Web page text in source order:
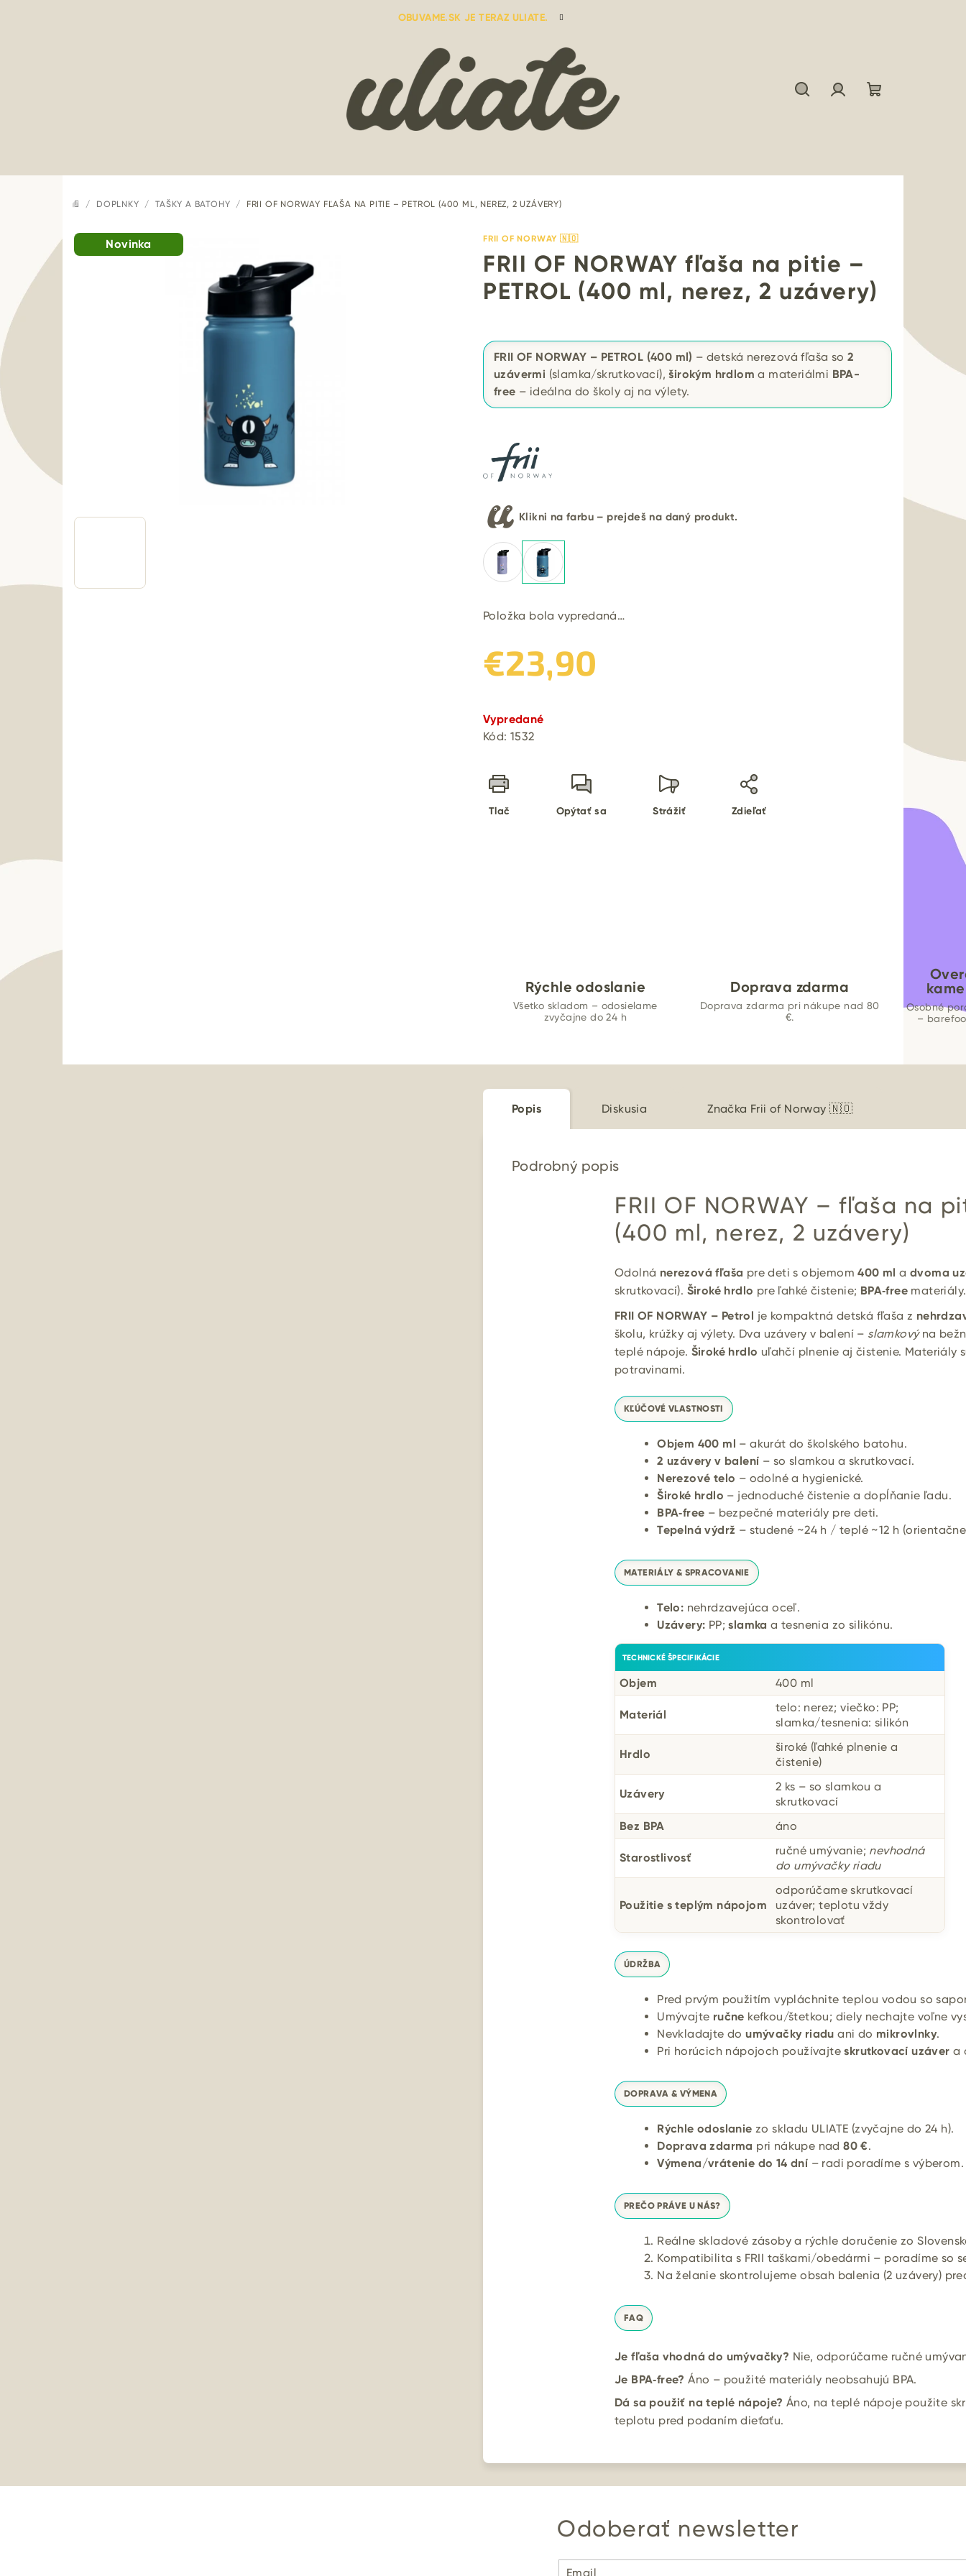
OBUVAME.SK JE TERAZ ULIATE.
DOMOV
/ DOPLNKY / TAŠKY A BATOHY / FRII OF NORWAY FĽAŠA NA PITIE – PETROL (400 ML, NEREZ, 2 UZÁVERY)
FRII OF NORWAY 🇳🇴
FRII OF NORWAY fľaša na pitie –
PETROL (400 ml, nerez, 2 uzávery)
FRII OF NORWAY – PETROL (400 ml) – detská nerezová fľaša so2
uzávermi (slamka/skrutkovací),širokým hrdlom a materiálmi BPA-
free – ideálna do školy aj na výlety.
Klikni na farbu – prejdeš na daný produkt.
Položka bola vypredaná…
€23,90
cena:
Vypredané
Kód: 1532
Tlač Opýtať sa Strážiť Zdieľať
Novinka
Rýchle odoslanie
Všetko skladom – odosielame
zvyčajne do 24 h
Doprava zdarma
Doprava zdarma pri nákupe nad 80
€.
Osobné
–
Popis Diskusia Značka Frii of Norway 🇳🇴
Podrobný popis
FRII OF NORWAY – fľaša na
(400 ml, nerez, 2 uzávery)
Odolná nerezová fľaša pre deti s objemom400 ml advoma
skrutkovací). Široké hrdlo pre ľahké čistenie; BPA‑free
FRII OF NORWAY – Petrol je kompaktná detská fľaša z
školu, krúžky aj výlety. Dva uzávery v balení – slamkovýna
teplé nápoje. Široké hrdlo uľahčí plnenie aj čistenie. Materiály
potravinami.
KĽÚČOVÉ VLASTNOSTI
Objem 400 ml – akurát do školského batohu.
2 uzávery v balení – so slamkou a skrutkovací.
Nerezové telo – odolné a hygienické.
Široké hrdlo – jednoduché čistenie a dopĺňanie ľadu.
BPA‑free – bezpečné materiály pre deti.
Tepelná výdrž – studené ~24 h / teplé ~12 h
MATERIÁLY & SPRACOVANIE
Telo: nehrdzavejúca oceľ.
Uzávery: PP;slamka a tesnenia zo silikónu.
TECHNICKÉ ŠPECIFIKÁCIE
Objem 400 ml
Materiál
telo: nerez; viečko: PP;
slamka/tesnenia: silikón
Hrdlo
široké (ľahké plnenie a
čistenie)
Uzávery
2 ks – so slamkou a
skrutkovací
Bez BPA
áno
Starostlivosť
ručné umývanie; nevhodná
do umývačky riadu
Použitie s teplým nápojom
odporúčame skrutkovací
uzáver; teplotu vždy
skontrolovať
ÚDRŽBA
Pred prvým použitím vypláchnite teplou vodou so
Umývajte ručne kefkou/štetkou; diely nechajte voľne
Nevkladajte doumývačky riadu ani do mikrovlnky.
Pri horúcich nápojoch používajteskrutkovací uzáver a
DOPRAVA & VÝMENA
Rýchle odoslanie zo skladu ULIATE (zvyčajne do 24 h).
Doprava zdarma pri nákupe nad80 €.
Výmena/vrátenie do 14 dní – radi poradíme s výberom.
PREČO PRÁVE U NÁS?
Reálne skladové zásoby a rýchle doručenie zo
Kompatibilita s FRII taškami/obedármi – poradíme so
Na želanie skontrolujeme obsah balenia (2 uzávery)
FAQ
Je fľaša vhodná do umývačky? Nie, odporúčame ručné
Je BPA‑free? Áno – použité materiály neobsahujú BPA.
Dá sa použiť na teplé nápoje? Áno, na teplé nápoje použite
teplotu pred podaním dieťaťu.
Odoberať newsletter
Email